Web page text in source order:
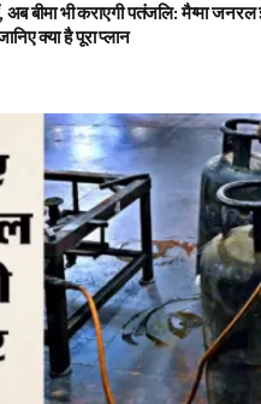
अब बीमा भी कराएगी पतंजलि: मैग्मा जनरल
क्या है पूरा प्लान